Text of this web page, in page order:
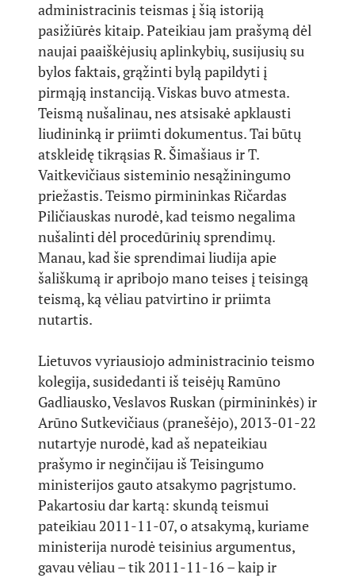
administracinis teismas į šią istoriją
pasižiūrės kitaip. Pateikiau jam prašymą dėl
naujai paaiškėjusių aplinkybių, susijusių su
bylos faktais, grąžinti bylą papildyti į
pirmąją instanciją. Viskas buvo atmesta.
Teismą nušalinau, nes atsisakė apklausti
liudininką ir priimti dokumentus. Tai būtų
atskleidę tikrąsias R. Šimašiaus ir T.
Vaitkevičiaus sisteminio nesąžiningumo
priežastis. Teismo pirmininkas Ričardas
Piličiauskas nurodė, kad teismo negalima
nušalinti dėl procedūrinių sprendimų.
Manau, kad šie sprendimai liudija apie
šališkumą ir apribojo mano teises į teisingą
teismą, ką vėliau patvirtino ir priimta
nutartis.
Lietuvos vyriausiojo administracinio teismo
kolegija, susidedanti iš teisėjų Ramūno
Gadliausko, Veslavos Ruskan (pirmininkės) ir
Arūno Sutkevičiaus (pranešėjo), 2013-01-22
nutartyje nurodė, kad aš nepateikiau
prašymo ir neginčijau iš Teisingumo
ministerijos gauto atsakymo pagrįstumo.
Pakartosiu dar kartą: skundą teismui
pateikiau 2011-11-07, o atsakymą, kuriame
ministerija nurodė teisinius argumentus,
gavau vėliau – tik 2011-11-16 – kaip ir